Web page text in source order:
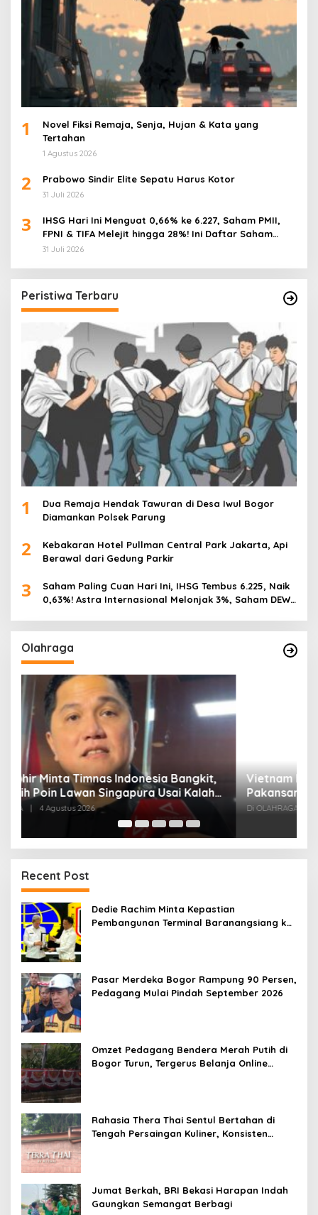
1
Novel Fiksi Remaja, Senja, Hujan & Kata yang
Tertahan
1 Agustus 2026
2 Prabowo Sindir Elite Sepatu Harus Kotor
31 Juli 2026
3
IHSG Hari Ini Menguat 0,66% ke 6.227, Saham PMII,
FPNI & TIFA Melejit hingga 28%! Ini Daftar Saham
Paling Cuan & Volume Tertinggi 31 Juli 2026
31 Juli 2026
Peristiwa Terbaru
1
Dua Remaja Hendak Tawuran di Desa Iwul Bogor
Diamankan Polsek Parung
2
Kebakaran Hotel Pullman Central Park Jakarta, Api
Berawal dari Gedung Parkir
3
Saham Paling Cuan Hari Ini, IHSG Tembus 6.225, Naik
0,63%! Astra Internasional Melonjak 3%, Saham DEWA
Olahraga
Vietnam Permalukan Indonesia 3-0 di
Pakansari, Garuda Gagal Manfaatkan Laga
Kandang
Di OLAHRAGA | 4 Agustus 2026
Recent Post
Dedie Rachim Minta Kepastian
Pembangunan Terminal Baranangsiang ke
Pasar Merdeka Bogor Rampung 90 Persen,
Pedagang Mulai Pindah September 2026
Omzet Pedagang Bendera Merah Putih di
Bogor Turun, Tergerus Belanja Online
Rahasia Thera Thai Sentul Bertahan di
Tengah Persaingan Kuliner, Konsisten
Jumat Berkah, BRI Bekasi Harapan Indah
Gaungkan Semangat Berbagi